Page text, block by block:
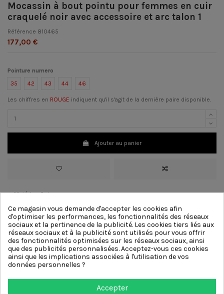
Mocassin à bout pointu pour femmes en cuir
craquelé noir avec accessoire et arc talon 1
Référence 810465
177,00 €
Pointure numero
35
42 43 44 46
Les chiffres en ROUGE indiquent qu'il s'agit de la dernière paire disponible.
Ajouter au panier
>MatériauCuir
>Talon:2 cm [?]
>DoublureCuir
>SemelleCaoutchouc
>Décoration :Nœud
Autres produits de la même
catégorie
Ce magasin vous demande d'accepter les cookies afin
d'optimiser les performances, les fonctionnalités des réseaux
sociaux et la pertinence de la publicité. Les cookies tiers liés aux
réseaux sociaux et à la publicité sont utilisés pour vous offrir
des fonctionnalités optimisées sur les réseaux sociaux, ainsi
que des publicités personnalisées. Acceptez-vous ces cookies
ainsi que les implications associées à l'utilisation de vos
données personnelles ?
Accepter